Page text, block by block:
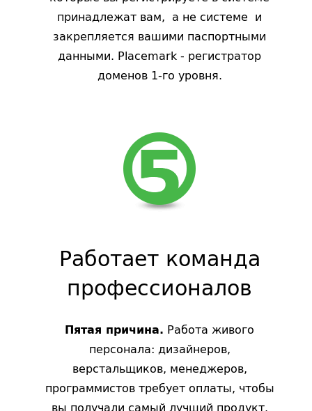
принадлежат вам, а не системе и
закрепляется вашими паспортными
данными. Placemark - регистратор
доменов 1-го уровня.
Работает команда
профессионалов
Пятая причина. Работа живого
персонала: дизайнеров,
верстальщиков, менеджеров,
программистов требует оплаты, чтобы